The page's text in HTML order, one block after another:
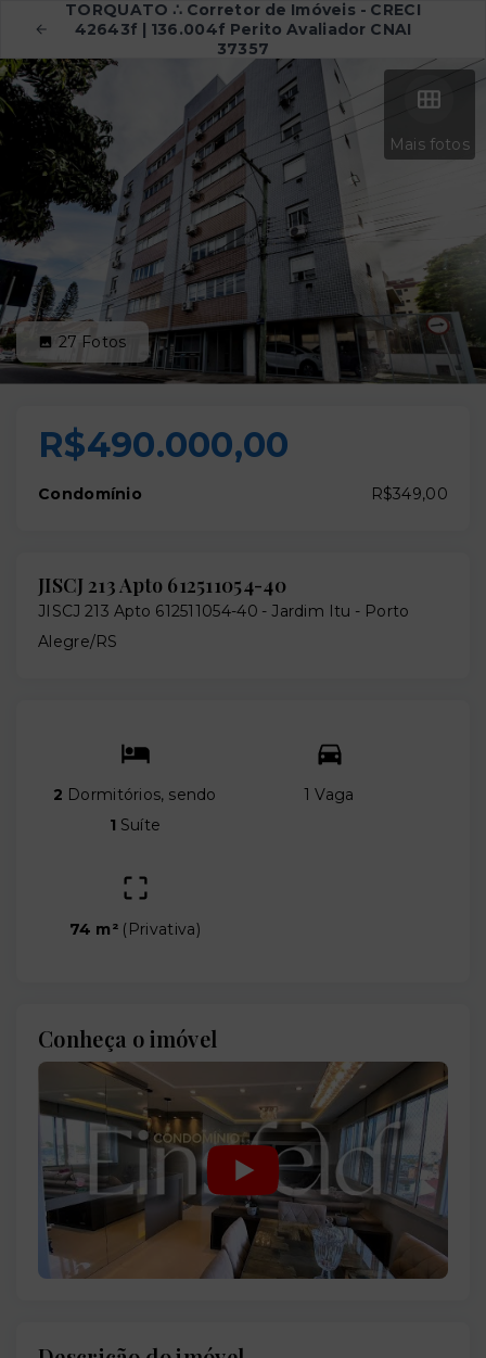
TORQUATO ∴ Corretor de Imóveis - CRECI
42643f | 136.004f Perito Avaliador CNAI
37357
Mais fotos
27 Fotos
R$490.000,00
Condomínio R$349,00
JISCJ 213 Apto 612511054-40
JISCJ 213 Apto 612511054-40 -Jardim Itu - Porto
Alegre/RS
2 Dormitórios, sendo
1 Suíte
1 Vaga
74 m² ( Privativa)
Conheça o imóvel